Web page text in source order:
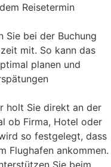
Reisetermin
Sie bei der Buchung
mit. So kann das
planen und
holt Sie direkt an der
ob Firma, Hotel oder
so festgelegt, dass
Flughafen ankommen.